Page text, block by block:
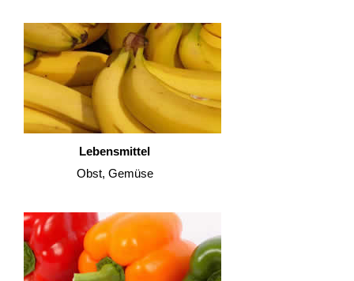
Lebensmittel
Obst, Gemüse